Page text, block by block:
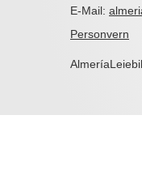
E-Mail:
Personvern